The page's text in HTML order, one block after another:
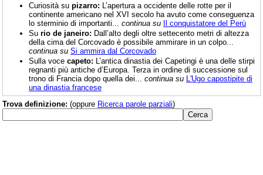
Curiosità su pizarro: L’apertura a occidente delle rotte per il
continente americano nel XVI secolo ha avuto come conseguenza
lo sterminio di importanti... continua su Il conquistatore del Perù
Su rio de janeiro: Dall’alto degli oltre settecento metri di altezza
della cima del Corcovado è possibile ammirare in un colpo...
continua su Si ammira dal Corcovado
Sulla voce capeto: L’antica dinastia dei Capetingi è una delle stirpi
regnanti più antiche d’Europa. Terza in ordine di successione sul
trono di Francia dopo quella dei... continua su L'Ugo capostipite di
una dinastia francese
Trova definizione: (oppure Ricerca parole parziali)